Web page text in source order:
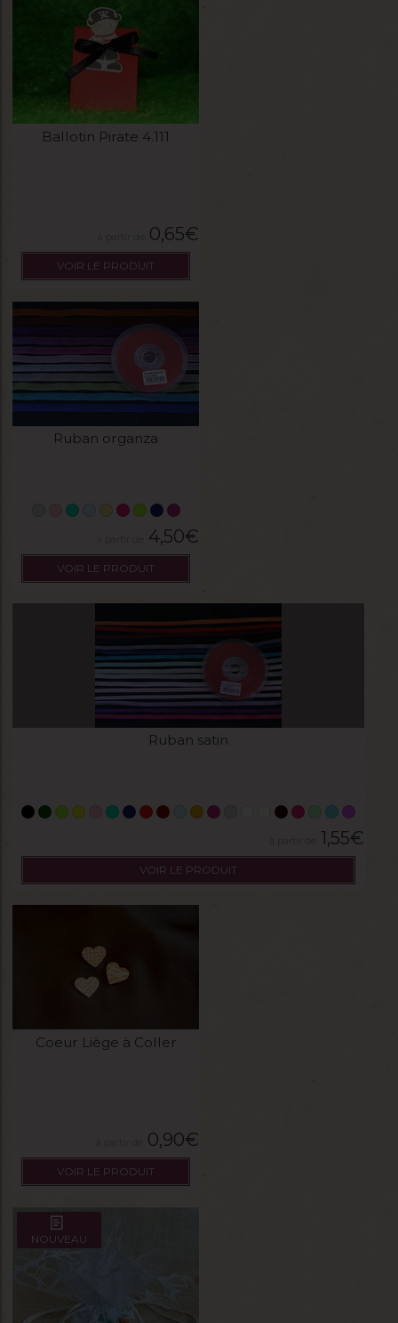
Ballotin Pirate 4.111
0,65€
VOIR LE PRODUIT
Ruban organza
4,50€
VOIR LE PRODUIT
Ruban satin
1,55€
VOIR LE PRODUIT
Coeur Liège à Coller
0,90€
VOIR LE PRODUIT
NOUVEAU